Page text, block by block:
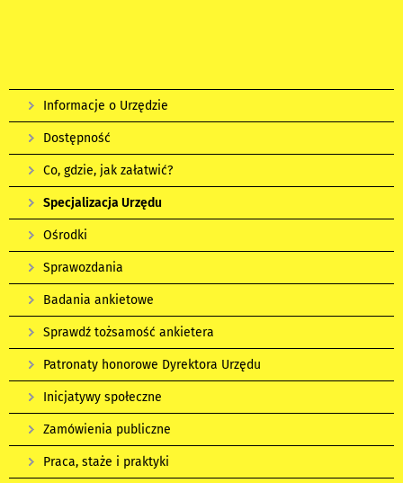
Informacje o Urzędzie
Dostępność
Co, gdzie, jak załatwić?
Specjalizacja Urzędu
Ośrodki
Sprawozdania
Badania ankietowe
Sprawdź tożsamość ankietera
Patronaty honorowe Dyrektora Urzędu
Inicjatywy społeczne
Zamówienia publiczne
Praca, staże i praktyki